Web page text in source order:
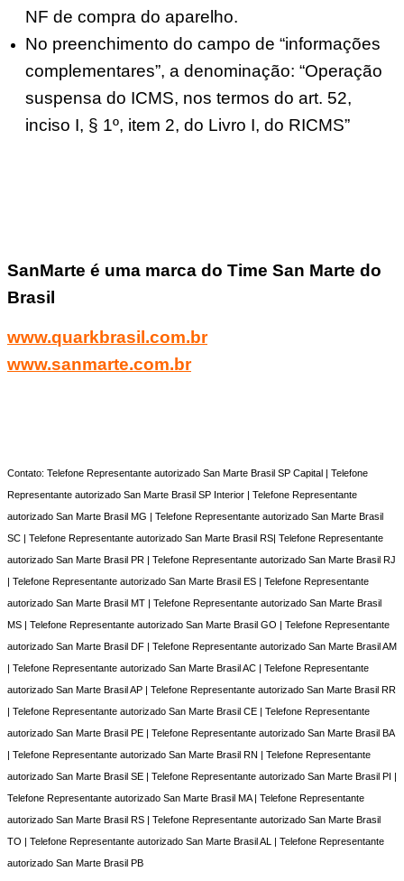
NF de compra do aparelho.
No preenchimento do campo de “informações
complementares”, a denominação: “Operação
suspensa do ICMS, nos termos do art. 52,
inciso I, § 1º, item 2, do Livro I, do RICMS”
SanMarte é uma marca do Time San Marte do
Brasil
www.quarkbrasil.com.br
www.sanmarte.com.br
Contato: Telefone Representante autorizado San Marte Brasil SP Capital | Telefone
Representante autorizado San Marte Brasil SP Interior | Telefone Representante
autorizado San Marte Brasil MG | Telefone Representante autorizado San Marte Brasil
SC | Telefone Representante autorizado San Marte Brasil RS| Telefone Representante
autorizado San Marte Brasil PR | Telefone Representante autorizado San Marte Brasil RJ
| Telefone Representante autorizado San Marte Brasil ES | Telefone Representante
autorizado San Marte Brasil MT | Telefone Representante autorizado San Marte Brasil
MS | Telefone Representante autorizado San Marte Brasil GO | Telefone Representante
autorizado San Marte Brasil DF | Telefone Representante autorizado San Marte Brasil AM
| Telefone Representante autorizado San Marte Brasil AC | Telefone Representante
autorizado San Marte Brasil AP | Telefone Representante autorizado San Marte Brasil RR
| Telefone Representante autorizado San Marte Brasil CE | Telefone Representante
autorizado San Marte Brasil PE | Telefone Representante autorizado San Marte Brasil BA
| Telefone Representante autorizado San Marte Brasil RN | Telefone Representante
autorizado San Marte Brasil SE | Telefone Representante autorizado San Marte Brasil PI |
Telefone Representante autorizado San Marte Brasil MA | Telefone Representante
autorizado San Marte Brasil RS | Telefone Representante autorizado San Marte Brasil
TO | Telefone Representante autorizado San Marte Brasil AL | Telefone Representante
autorizado San Marte Brasil PB